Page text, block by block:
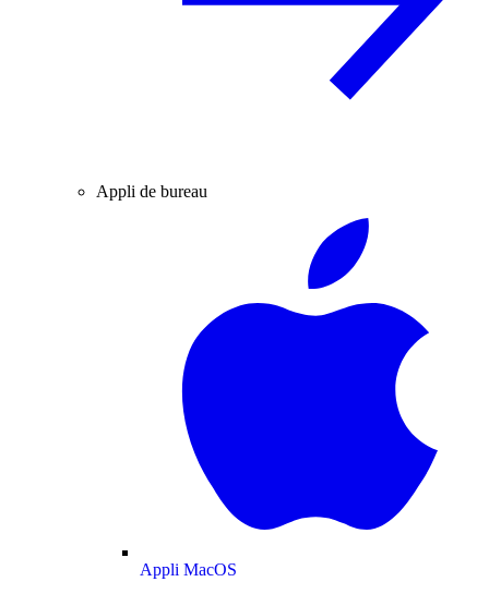
Appli de bureau
Appli MacOS